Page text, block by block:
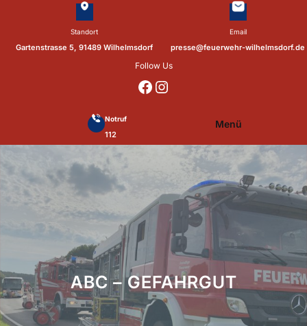
Standort
Gartenstrasse 5, 91489 Wilhelmsdorf
Email
presse@feuerwehr-wilhelmsdorf.de
Follow Us
https://www.facebook.com/p/Feuerwehr-Wilhelmsdorf-Mfr-100041655560073/?locale=de_DE https://www.instagram.com/feuerwehr_wilhelmsdorf_mfr/
Notruf
112
Menü
ABC – GEFAHRGUT